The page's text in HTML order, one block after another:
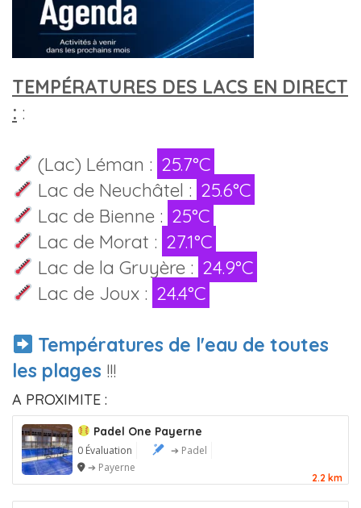
TEMPÉRATURES DES LACS EN DIRECT
: :
(Lac) Léman : 25.7°C
Lac de Neuchâtel : 25.6°C
Lac de Bienne : 25°C
Lac de Morat : 27.1°C
Lac de la Gruyère : 24.9°C
Lac de Joux : 24.4°C
Températures de l'eau de toutes
les plages !!!
A PROXIMITE :
Padel One Payerne
0 Évaluation
➔ Padel
➔ Payerne
2.2 km